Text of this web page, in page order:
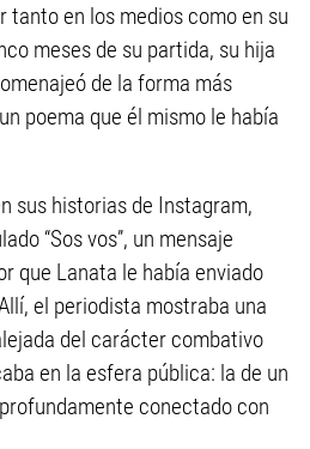
tanto en los medios como en su
meses de su partida, su hija
de la forma más
poema que él mismo le había
sus historias de Instagram,
“Sos vos”, un mensaje
que Lanata le había enviado
el periodista mostraba una
del carácter combativo
en la esfera pública: la de un
conectado con